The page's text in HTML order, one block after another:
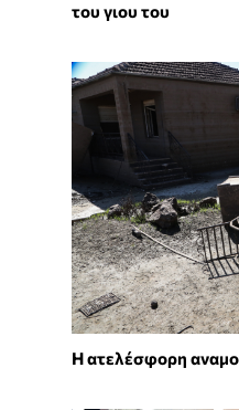
του γιου του
Η ατελέσφορη